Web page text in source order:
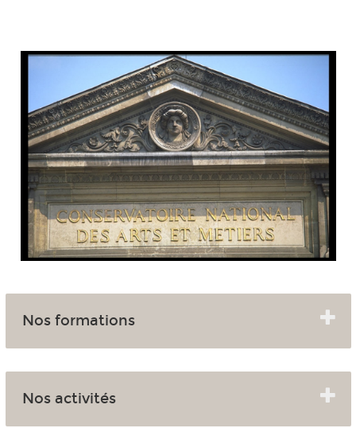
Nos formations
Nos activités